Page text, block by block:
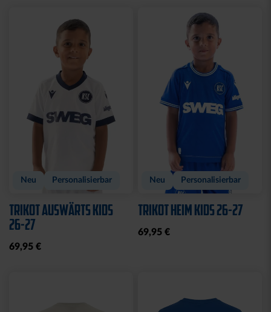
Neu Personalisierbar
TRIKOT AUSWÄRTS KIDS
26-27
69,95 €
Neu Personalisierbar
TRIKOT HEIM KIDS 26-27
69,95 €